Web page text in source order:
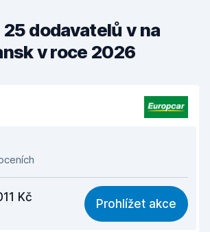
dodavatelů v na
v roce 2026
8,7
9,5
Kč Prohlížet akce